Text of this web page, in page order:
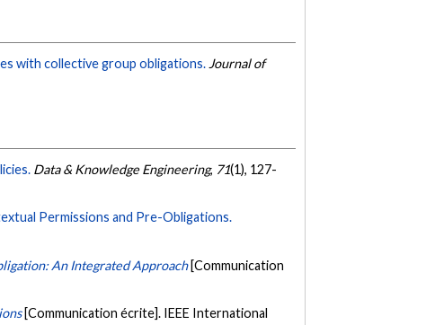
with collective group obligations. Journal of
Data & Knowledge Engineering, 71(1), 127-
Permissions and Pre-Obligations.
An Integrated Approach [Communication
[Communication écrite]. IEEE International